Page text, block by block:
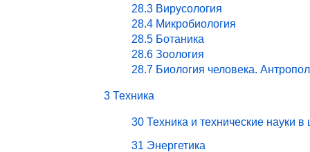
28.3 Вирусология
28.4 Микробиология
28.5 Ботаника
28.6 Зоология
28.7 Биология человека.
3 Техника
30 Техника и технические науки в
31 Энергетика